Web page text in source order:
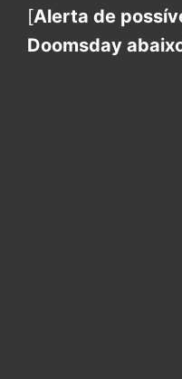
[Alerta de
Doomsday